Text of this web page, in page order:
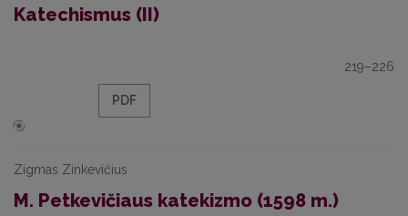
Katechismus (II)
219–226
PDF
Zigmas Zinkevičius
M. Petkevičiaus katekizmo (1598 m.)